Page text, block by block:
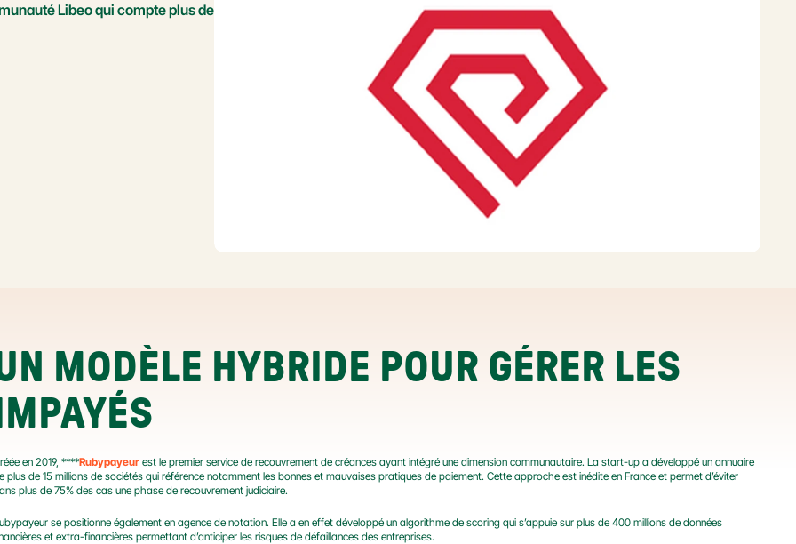
Libeo qui compte plus de
MODÈLE HYBRIDE POUR GÉRER LES
IMPAYÉS
en 2019, ****Rubypayeur est le premier service de recouvrement de créances ayant intégré une dimension communautaire. La start-up a développé un annuaire
plus de 15 millions de sociétés qui référence notamment les bonnes et mauvaises pratiques de paiement. Cette approche est inédite en France et permet d’éviter
plus de 75% des cas une phase de recouvrement judiciaire.
se positionne également en agence de notation. Elle a en effet développé un algorithme de scoring qui s’appuie sur plus de 400 millions de données
et extra-financières permettant d’anticiper les risques de défaillances des entreprises.